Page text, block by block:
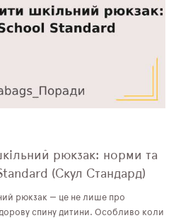
рюкзак: норми та
(Скул Стандард)
рюкзак — це не лише про
спину дитини. Особливо коли